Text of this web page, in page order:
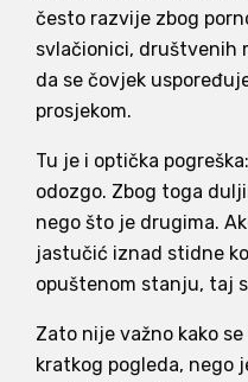
često razvije zbog
svlačionici, društvenih
da se čovjek
prosjekom.
Tu je i optička
odozgo. Zbog toga
nego što je drugima.
jastučić iznad stidne
opuštenom stanju, taj
Zato nije važno kako
kratkog pogleda, nego